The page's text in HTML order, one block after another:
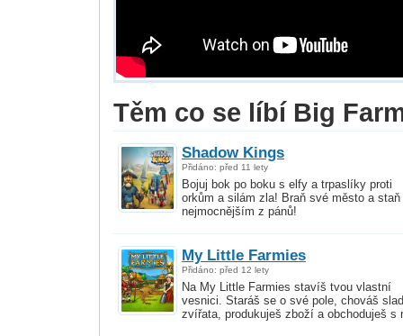
Těm co se líbí Big
Shadow Kings
Přidáno: před 11 lety
Bojuj bok po boku s elfy a trpaslíky proti
orkům a silám zla! Braň své město a staň
nejmocnějším z pánů!
My Little Farmies
Přidáno: před 12 lety
Na My Little Farmies stavíš tvou vlastní
vesnici. Staráš se o své pole, chováš
zvířata, produkuješ zboží a obchoduješ s